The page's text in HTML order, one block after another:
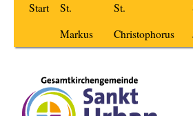
Start
St.
Markus
St.
Christophorus